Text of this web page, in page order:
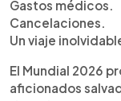
Gastos médicos.
Cancelaciones.
Un viaje
El Mundial 2026
aficionados